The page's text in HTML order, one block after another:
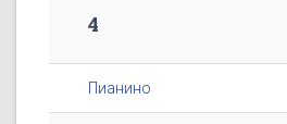
4
Пианино